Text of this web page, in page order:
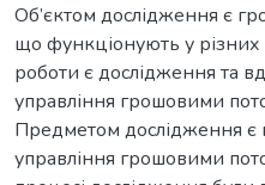
Об’єктом дослідження є
що функціонують у
роботи є дослідження та
управління грошовими
Предметом дослідження є
управління грошовими